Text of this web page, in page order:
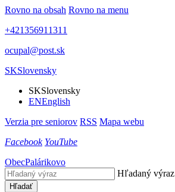
Rovno na obsah Rovno na menu
+421356911311
ocupal@post.sk
SKSlovensky
SKSlovensky
ENEnglish
Verzia pre seniorov RSS Mapa webu
Facebook YouTube
ObecPalárikovo
Hľadaný výraz
Hľadať